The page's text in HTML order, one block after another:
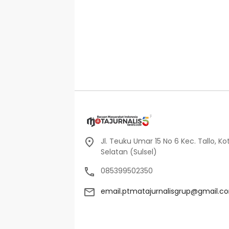
Jl. Teuku Umar 15 No 6 Kec. Tallo,
Selatan (Sulsel)
085399502350